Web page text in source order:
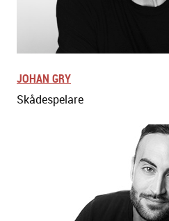
JOHAN GRY
Skådespelare